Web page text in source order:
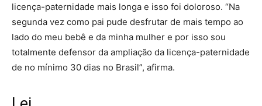
licença-paternidade mais longa e isso foi doloroso. “Na
segunda vez como pai pude desfrutar de mais tempo ao
lado do meu bebê e da minha mulher e por isso sou
totalmente defensor da ampliação da licença-paternidade
de no mínimo 30 dias no Brasil”, afirma.